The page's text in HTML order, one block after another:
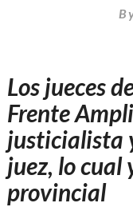
Los jueces
Frente
justicialista
juez, lo cual
provincial